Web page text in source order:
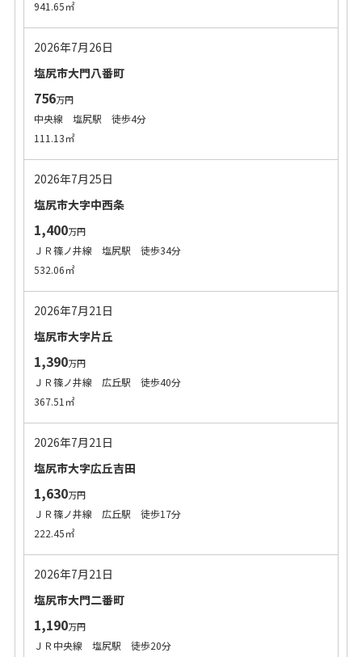
941.65㎡
2026年7月26日
塩尻市大門八番町
756万円
中央線 塩尻駅 徒歩4分
111.13㎡
2026年7月25日
塩尻市大字中西条
1,400万円
ＪＲ篠ノ井線 塩尻駅 徒歩34分
532.06㎡
2026年7月21日
塩尻市大字片丘
1,390万円
ＪＲ篠ノ井線 広丘駅 徒歩40分
367.51㎡
2026年7月21日
塩尻市大字広丘吉田
1,630万円
ＪＲ篠ノ井線 広丘駅 徒歩17分
222.45㎡
2026年7月21日
塩尻市大門二番町
1,190万円
ＪＲ中央線 塩尻駅 徒歩20分